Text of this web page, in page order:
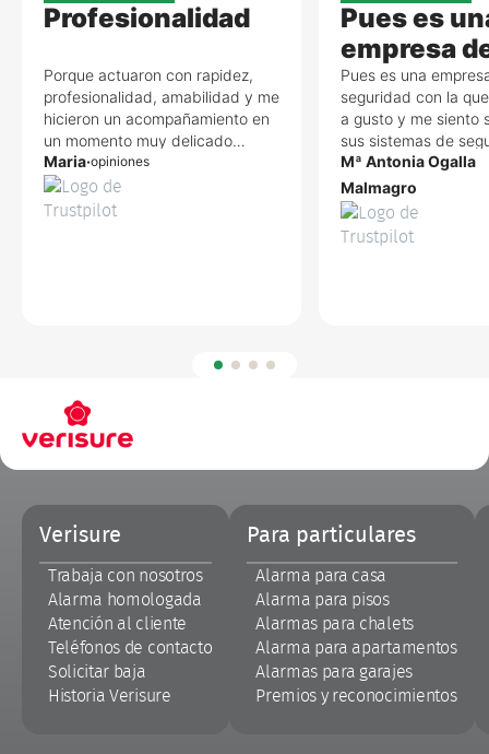
Profesionalidad
Porque actuaron con rapidez,
profesionalidad, amabilidad y me
hicieron un acompañamiento en
un momento muy delicado
mientras avisaban a los servicios
de emergencias.
Maria·opiniones
Pues es
empresa
seguridad
ultima con
sistemas
seguridad
Pues es una
seguridad con la
a gusto y me siento
sus sistemas de
ladrones, okupas y
salud con su botón
Mª Antonia Ogalla
Malmagro
Pie
página
Verisure
Trabaja con nosotros
Alarma homologada
Atención al cliente
Teléfonos de contacto
Solicitar baja
Historia Verisure
Para particulares
Alarma para casa
Alarma para pisos
Alarmas para chalets
Alarma para apartamentos
Alarmas para garajes
Premios y reconocimientos